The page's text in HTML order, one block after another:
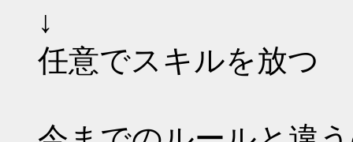
↓
任意でスキルを放つ